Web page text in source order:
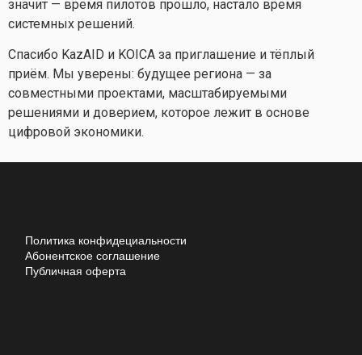
значит — время пилотов прошло, настало время
системных решений.
Спасибо KazAID и KOICA за приглашение и тёплый
приём. Мы уверены: будущее региона — за
совместными проектами, масштабируемыми
решениями и доверием, которое лежит в основе
цифровой экономики.
Политика конфидециальности
Абонентское соглашение
Публичная оферта